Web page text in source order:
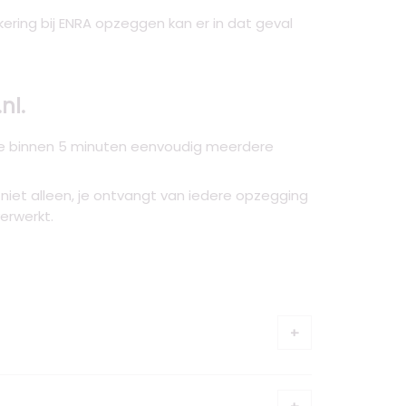
bij ENRA opzeggen kan er in dat geval
binnen 5 minuten eenvoudig meerdere
alleen, je ontvangt van iedere opzegging